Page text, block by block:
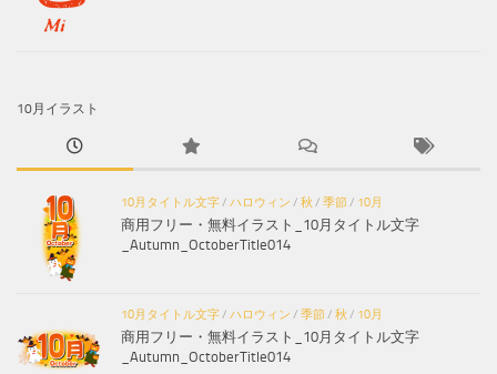
10月イラスト
10月タイトル文字/ ハロウィン / 秋 / 季節/ 10月
商用フリー・無料イラスト_10月タイトル文字
_Autumn_OctoberTitle014
10月タイトル文字/ ハロウィン / 季節/ 秋 / 10月
商用フリー・無料イラスト_10月タイトル文字
_Autumn_OctoberTitle014